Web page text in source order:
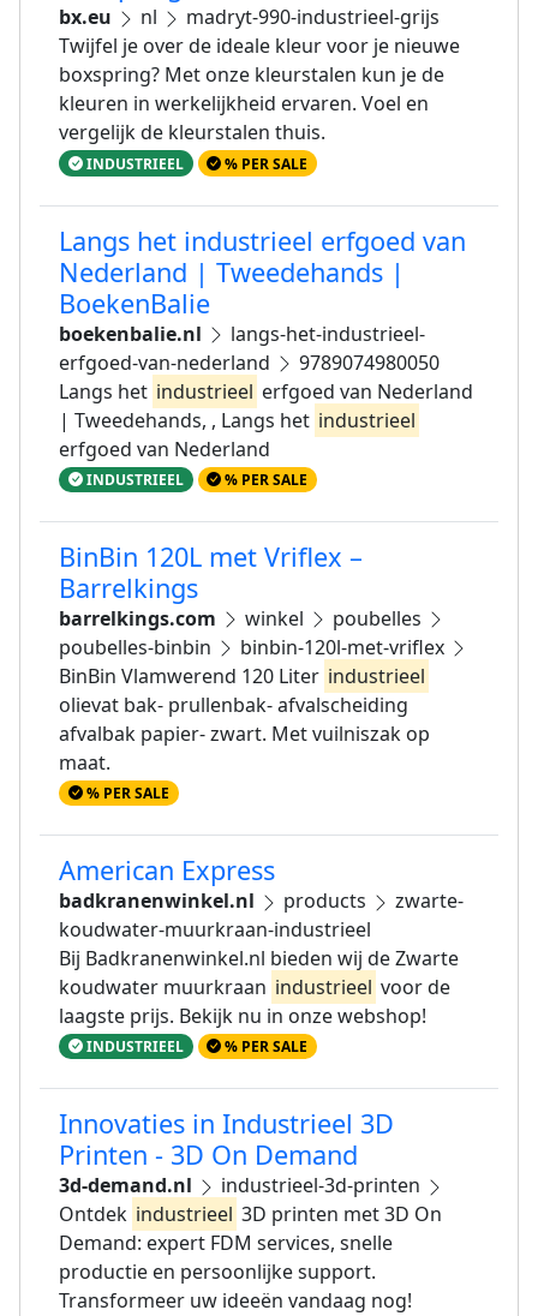
bx.eu nl
madryt-990-industrieel-grijs
Twijfel je over de ideale kleur voor je nieuwe
boxspring? Met onze kleurstalen kun je de
kleuren in werkelijkheid ervaren. Voel en
vergelijk de kleurstalen thuis.
INDUSTRIEEL % PER SALE
Langs het industrieel erfgoed van
Nederland | Tweedehands |
BoekenBalie
boekenbalie.nl
langs-het-industrieel-
erfgoed-van-nederland
9789074980050
Langs het industrieel erfgoed van Nederland
| Tweedehands, , Langs het industrieel
erfgoed van Nederland
INDUSTRIEEL % PER SALE
BinBin 120L met Vriflex –
Barrelkings
barrelkings.com winkel
poubelles
poubelles-binbin
binbin-120l-met-vriflex
BinBin Vlamwerend 120 Liter industrieel
olievat bak- prullenbak- afvalscheiding
afvalbak papier- zwart. Met vuilniszak op
maat.
% PER SALE
American Express
badkranenwinkel.nl products
zwarte-
koudwater-muurkraan-industrieel
Bij Badkranenwinkel.nl bieden wij de Zwarte
koudwater muurkraan industrieel voor de
laagste prijs. Bekijk nu in onze webshop!
INDUSTRIEEL % PER SALE
Innovaties in Industrieel 3D
Printen - 3D On Demand
3d-demand.nl
industrieel-3d-printen
Ontdek industrieel 3D printen met 3D On
Demand: expert FDM services, snelle
productie en persoonlijke support.
Transformeer uw ideeën vandaag nog!